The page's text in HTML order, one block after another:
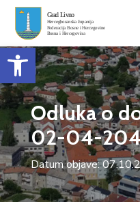
Open toolbar
Odluka o
02-04-
Datum objave: